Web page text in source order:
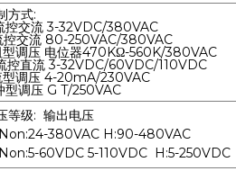
方式:
控交流 3-32VDC/380VAC
控交流 80-250VAC/380VAC
型调压 电位器470KΩ-560K/380VAC
流控直流 3-32VDC/
型调压 4-20mA/230VAC
型调压 G T/250VAC
等级: 输出电压
380VAC H:90-480VAC
60VDC 5-110VDC H:5-250VDC